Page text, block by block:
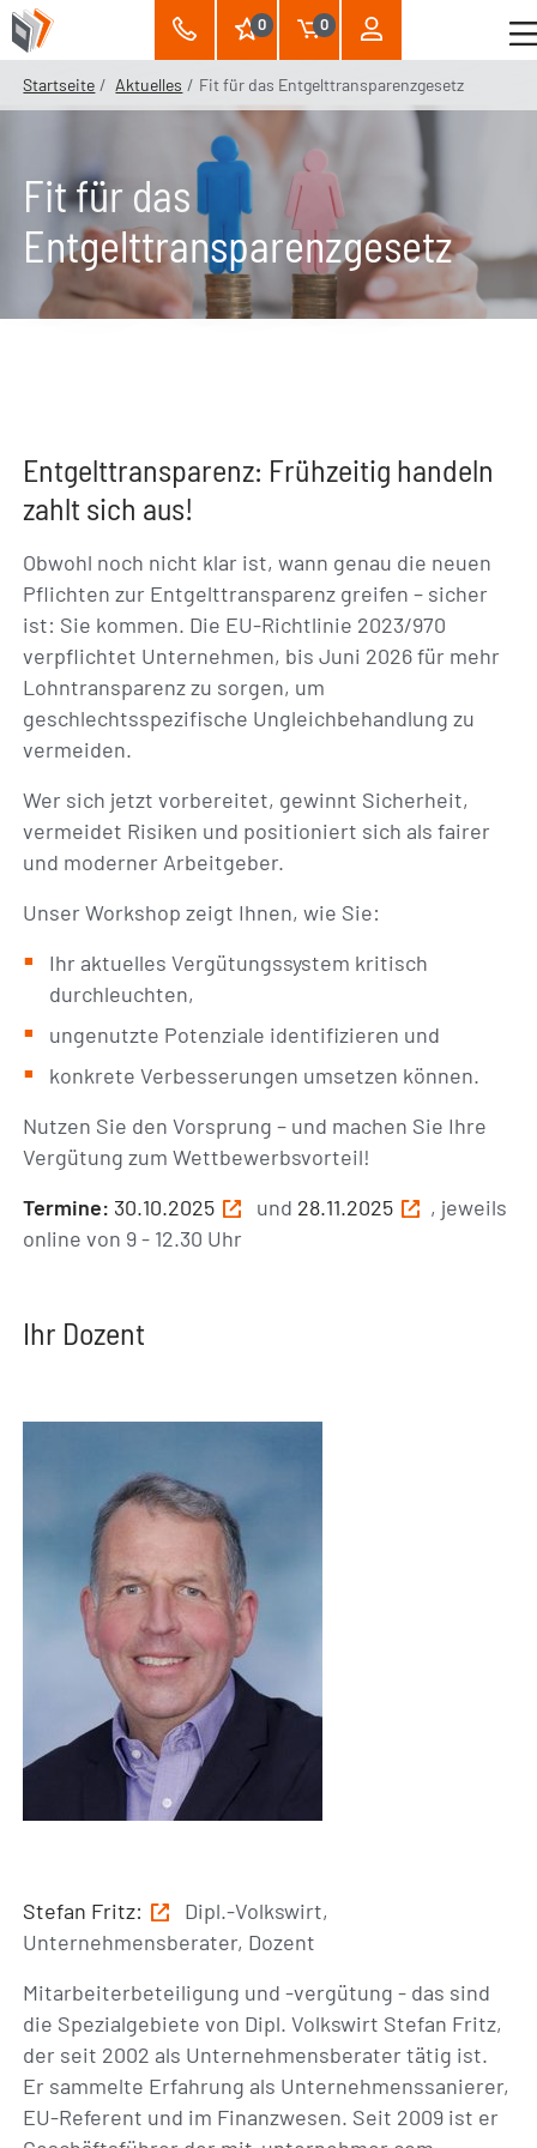
0 0
Startseite Aktuelles Fit für das Entgelttransparenzgesetz
Fit für das
Entgelttransparenzgesetz
Entgelttransparenz: Frühzeitig handeln
zahlt sich aus!
Obwohl noch nicht klar ist, wann genau die neuen
Pflichten zur Entgelttransparenz greifen – sicher
ist: Sie kommen. Die EU-Richtlinie 2023/970
verpflichtet Unternehmen, bis Juni 2026 für mehr
Lohntransparenz zu sorgen, um
geschlechtsspezifische Ungleichbehandlung zu
vermeiden.
Wer sich jetzt vorbereitet, gewinnt Sicherheit,
vermeidet Risiken und positioniert sich als fairer
und moderner Arbeitgeber.
Unser Workshop zeigt Ihnen, wie Sie:
Ihr aktuelles Vergütungssystem kritisch
durchleuchten,
ungenutzte Potenziale identifizieren und
konkrete Verbesserungen umsetzen können.
Nutzen Sie den Vorsprung – und machen Sie Ihre
Vergütung zum Wettbewerbsvorteil!
Termine: 30.10.2025 und 28.11.2025
, jeweils
online von 9 - 12.30 Uhr
Ihr Dozent
Stefan Fritz:
Dipl.-Volkswirt,
Unternehmensberater, Dozent
Mitarbeiterbeteiligung und -vergütung - das sind
die Spezialgebiete von Dipl. Volkswirt Stefan Fritz,
der seit 2002 als Unternehmensberater tätig ist.
Er sammelte Erfahrung als Unternehmenssanierer,
EU-Referent und im Finanzwesen. Seit 2009 ist er